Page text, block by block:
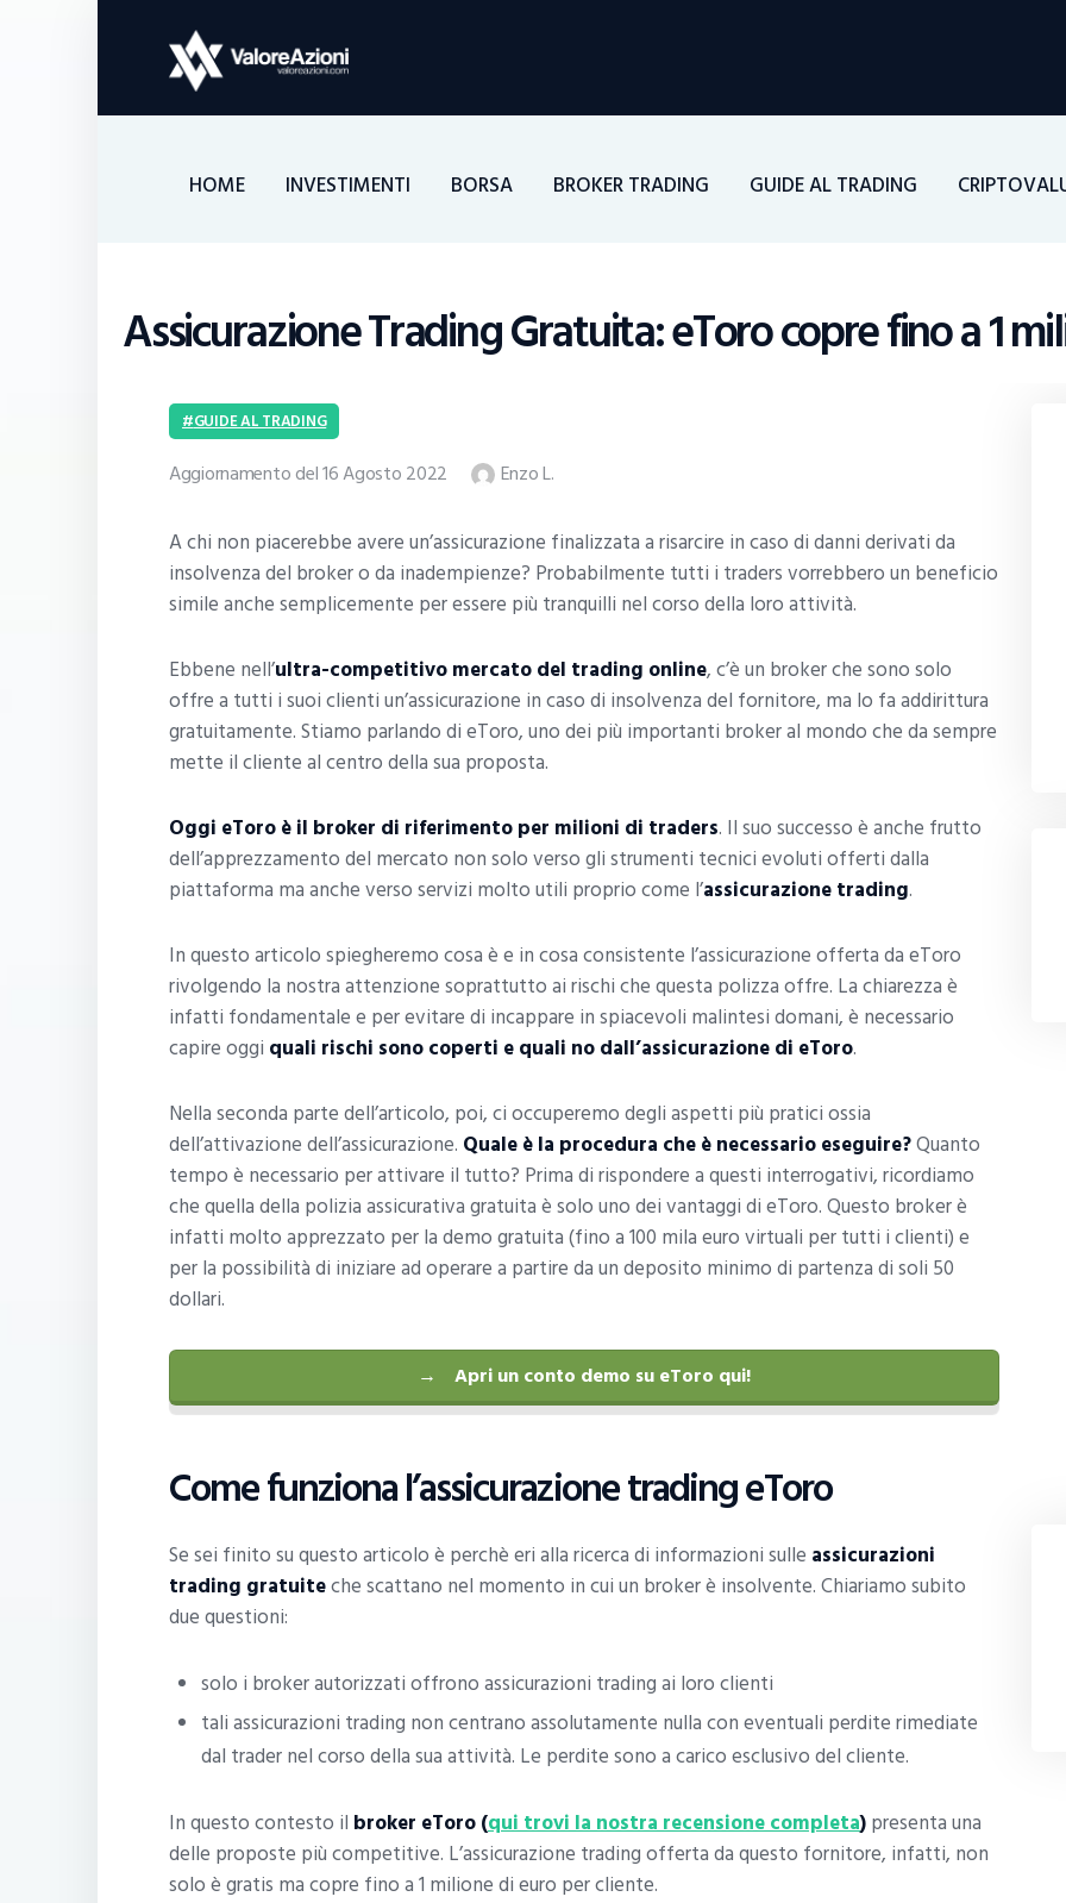
HOME INVESTIMENTI BORSA BROKER TRADING GUIDE AL TRADING
Assicurazione Trading Gratuita: eToro copre fino a 1
Investimenti
Borsa
Guide Al Trading
GUIDE AL TRADING
Aggiornamento del 16 Agosto 2022 Enzo L.
A chi non piacerebbe avere un’assicurazione finalizzata a risarcire in caso di danni derivati da
insolvenza del broker o da inadempienze? Probabilmente tutti i traders vorrebbero un beneficio
simile anche semplicemente per essere più tranquilli nel corso della loro attività.
Ebbene nell’ultra-competitivo mercato del trading online, c’è un broker che sono solo
offre a tutti i suoi clienti un’assicurazione in caso di insolvenza del fornitore, ma lo fa addirittura
gratuitamente. Stiamo parlando di eToro, uno dei più importanti broker al mondo che da sempre
mette il cliente al centro della sua proposta.
Oggi eToro è il broker di riferimento per milioni di traders. Il suo successo è anche frutto
dell’apprezzamento del mercato non solo verso gli strumenti tecnici evoluti offerti dalla
piattaforma ma anche verso servizi molto utili proprio come l’assicurazione trading.
In questo articolo spiegheremo cosa è e in cosa consistente l’assicurazione offerta da eToro
rivolgendo la nostra attenzione soprattutto ai rischi che questa polizza offre. La chiarezza è
infatti fondamentale e per evitare di incappare in spiacevoli malintesi domani, è necessario
capire oggi quali rischi sono coperti e quali no dall’assicurazione di eToro.
Nella seconda parte dell’articolo, poi, ci occuperemo degli aspetti più pratici ossia
dell’attivazione dell’assicurazione. Quale è la procedura che è necessario eseguire?Quanto
tempo è necessario per attivare il tutto? Prima di rispondere a questi interrogativi, ricordiamo
che quella della polizia assicurativa gratuita è solo uno dei vantaggi di eToro. Questo broker è
infatti molto apprezzato per la demo gratuita (fino a 100 mila euro virtuali per tutti i clienti) e
per la possibilità di iniziare ad operare a partire da un deposito minimo di partenza di soli 50
dollari.
Apri un conto demo su eToro qui!
Come funziona l’assicurazione trading eToro
Se sei finito su questo articolo è perchè eri alla ricerca di informazioni sulle assicurazioni
trading gratuiteche scattano nel momento in cui un broker è insolvente. Chiariamo subito
due questioni:
solo i broker autorizzati offrono assicurazioni trading ai loro clienti
tali assicurazioni trading non centrano assolutamente nulla con eventuali perdite rimediate
dal trader nel corso della sua attività. Le perdite sono a carico esclusivo del cliente.
In questo contesto il broker eToro (qui trovi la nostra recensione completa)presenta una
delle proposte più competitive. L’assicurazione trading offerta da questo fornitore, infatti, non
solo è gratis ma copre fino a 1 milione di euro per cliente.